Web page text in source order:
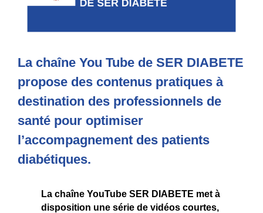
La chaîne You Tube de SER DIABETE
propose des contenus pratiques à
destination des professionnels de
santé pour optimiser
l’accompagnement des patients
diabétiques.
La chaîne YouTube SER DIABETE met à
disposition une série de vidéos courtes,